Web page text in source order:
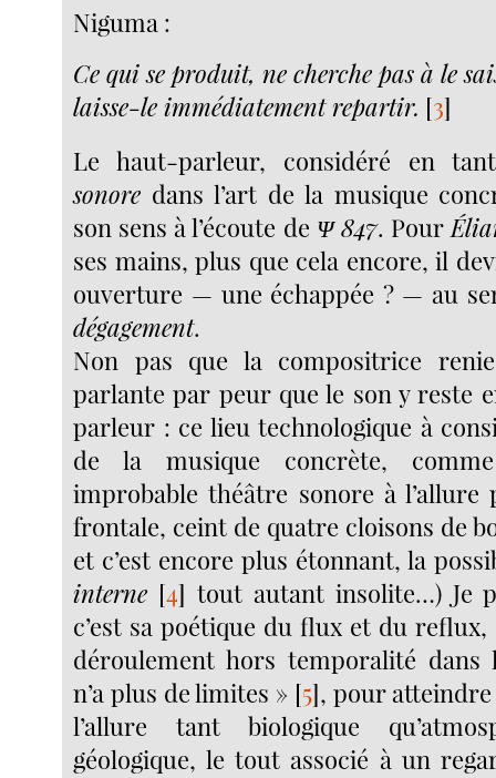
Niguma :
Ce qui se produit, ne cherche pas à le
laisse-le immédiatement repartir. [3]
Le haut-parleur, considéré en
sonore dans l’art de la musique
son sens à l’écoute de Ψ 847. Pour
ses mains, plus que cela encore, il
ouverture — une échappée ? — au
dégagement.
Non pas que la compositrice
parlante par peur que le son y reste
parleur : ce lieu technologique à
de la musique concrète, comme
improbable théâtre sonore à l’allure
frontale, ceint de quatre cloisons de
et c’est encore plus étonnant, la
interne [4] tout autant insolite…) Je
c’est sa poétique du flux et du reflux,
déroulement hors temporalité dans
n’a plus de limites » [5], pour
l’allure tant biologique
géologique, le tout associé à un